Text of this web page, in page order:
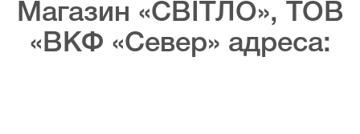
Магазин «СВІТЛО», ТОВ
«ВКФ «Север» адреса: